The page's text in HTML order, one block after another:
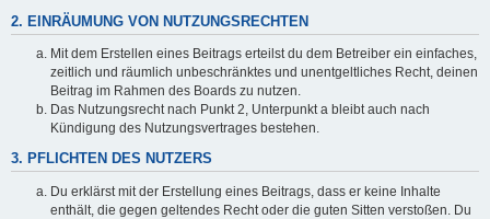
2. EINRÄUMUNG VON NUTZUNGSRECHTEN
Mit dem Erstellen eines Beitrags erteilst du dem Betreiber ein einfaches,
zeitlich und räumlich unbeschränktes und unentgeltliches Recht, deinen
Beitrag im Rahmen des Boards zu nutzen.
Das Nutzungsrecht nach Punkt 2, Unterpunkt a bleibt auch nach
Kündigung des Nutzungsvertrages bestehen.
3. PFLICHTEN DES NUTZERS
Du erklärst mit der Erstellung eines Beitrags, dass er keine Inhalte
enthält, die gegen geltendes Recht oder die guten Sitten verstoßen. Du